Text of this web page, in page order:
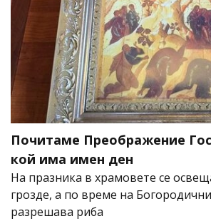
Почитаме Преображение
кой има имен ден
На празника в храмовете се
грозде, а по време на
разрешава риба